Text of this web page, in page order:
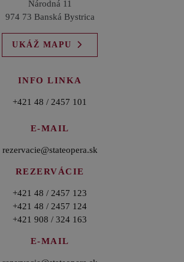
Národná 11
974 73 Banská Bystrica
UKÁŽ MAPU
INFO LINKA
+421 48 / 2457 101
E-MAIL
rezervacie@stateopera.sk
REZERVÁCIE
+421 48 / 2457 123
+421 48 / 2457 124
+421 908 / 324 163
E-MAIL